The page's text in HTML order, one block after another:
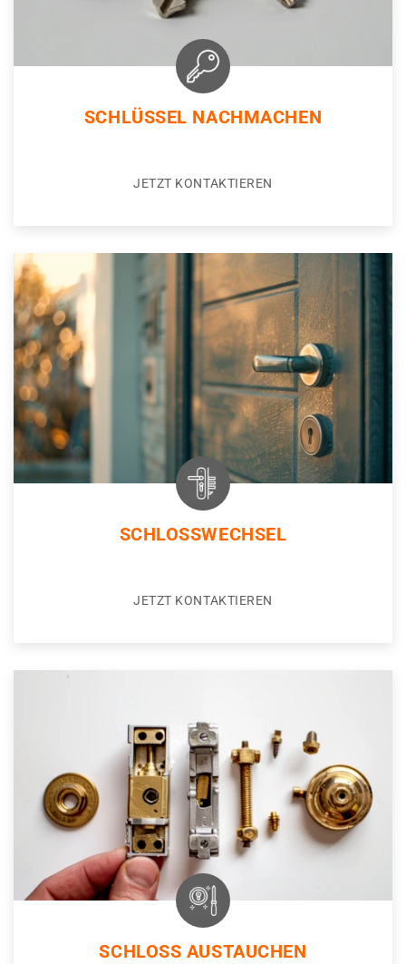
SCHLÜSSEL NACHMACHEN
JETZT KONTAKTIEREN
SCHLOSSWECHSEL
JETZT KONTAKTIEREN
SCHLOSS AUSTAUCHEN